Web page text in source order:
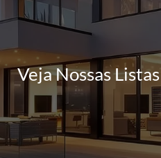
Veja Nossas